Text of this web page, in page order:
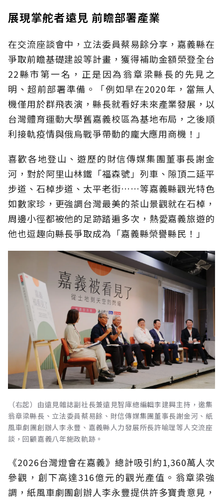
展現掌舵者遠見 前瞻部署產業
在交流座談會中，立法委員蔡易餘分享，嘉義縣在
爭取前瞻基礎建設等計畫，獲得補助金額榮登全台
22縣市第一名，正是因為翁章梁縣長的先見之
明、超前部署準備。「例如早在2020年，當無人
機僅用於群飛表演，縣長就看好未來產業發展，以
台灣體育運動大學舊嘉義校區為基地布局，之後順
利接軌疫情與俄烏戰爭帶動的龐大應用商機！」
喜歡各地登山、遊歷的財信傳媒集團董事長謝金
河，對於阿里山林鐵「福森號」列車、隙頂二延平
步道、石棹步道、太平老街……等嘉義縣觀光特色
如數家珍，更強調台灣最美的茶山景觀就在石棹，
周邊小徑都被他的足跡踏遍多次，熱愛嘉義旅遊的
他也逗趣向縣長爭取成為「嘉義縣榮譽縣民！」
（右起）由遠見雜誌副社長兼遠見智庫總編輯李建興主持，邀集
翁章梁縣長、立法委員蔡易餘、財信傳媒集團董事長謝金河、紙
風車劇團創辦人李永豐、嘉義縣人力發展所長許喻理等人交流座
談，回顧嘉義八年施政軌跡。
《2026台灣燈會在嘉義》總計吸引約1,360萬人次
參觀，創下高達316億元的觀光產值。翁章梁強
調，紙風車劇團創辦人李永豐提供許多寶貴意見，